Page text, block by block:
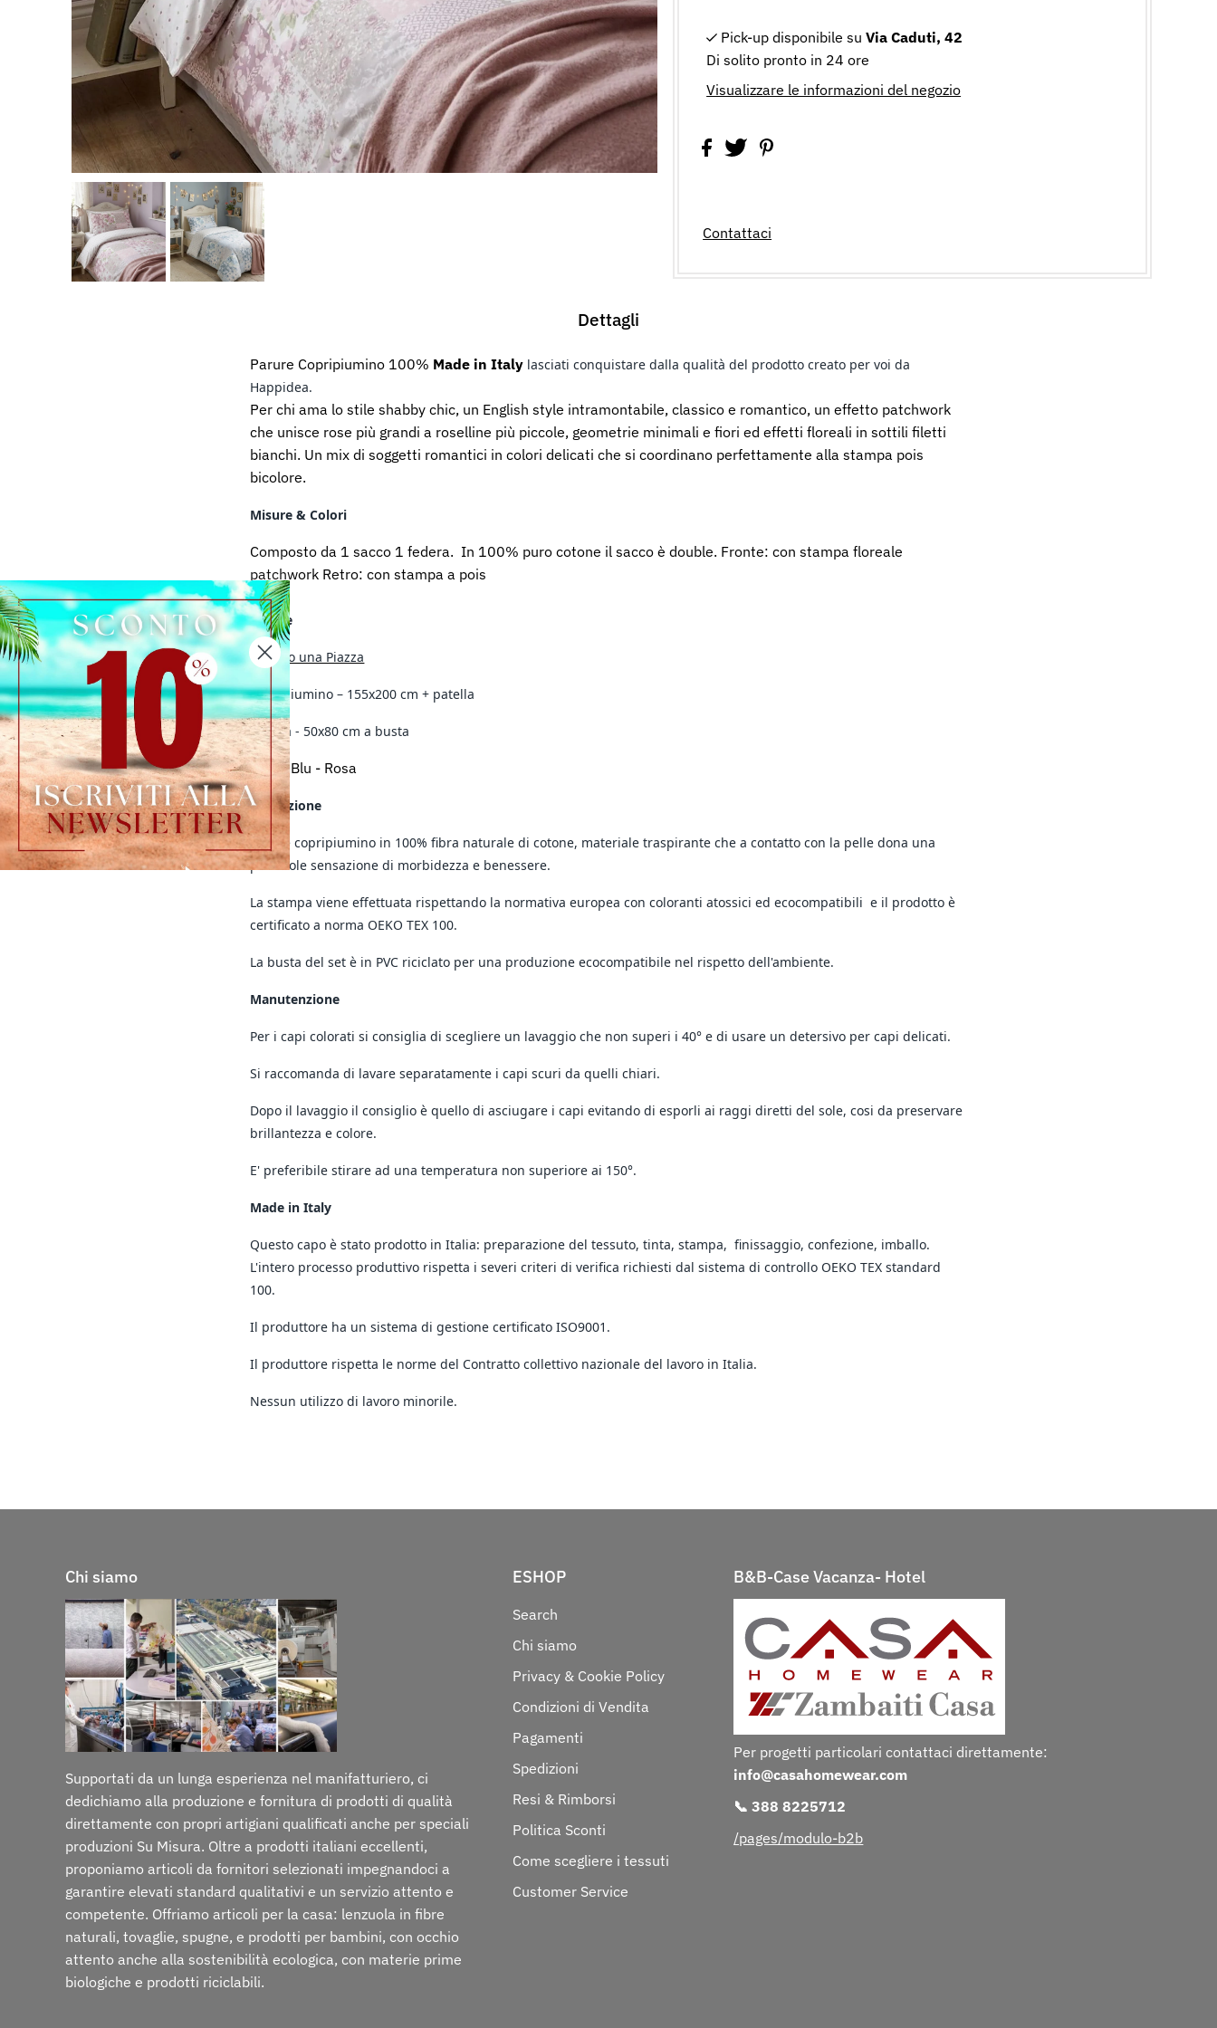
Pick-up disponibile su Via Caduti, 42
Di solito pronto in 24 ore
Visualizzare le informazioni del negozio
Contattaci
Dettagli
Parure Copripiumino 100% Made in Italy lasciati conquistare dalla qualità del prodotto creato per voi da
Happidea.
Per chi ama lo stile shabby chic, un English style intramontabile, classico e romantico, un effetto patchwork
che unisce rose più grandi a roselline più piccole, geometrie minimali e fiori ed effetti floreali in sottili filetti
bianchi. Un mix di soggetti romantici in colori delicati che si coordinano perfettamente alla stampa pois
bicolore.
Misure & Colori
Composto da 1 sacco 1 federa. In 100% puro cotone il sacco è double. Fronte: con stampa floreale
patchwork Retro: con stampa a pois
Misure
Singolo una Piazza
Copripiumino – 155x200 cm + patella
Federa - 50x80 cm a busta
ColoriBlu - Rosa
Descrizione
Parure copripiumino in 100% fibra naturale di cotone, materiale traspirante che a contatto con la pelle dona una
piacevole sensazione di morbidezza e benessere.
La stampa viene effettuata rispettando la normativa europea con coloranti atossici ed ecocompatibili e il prodotto è
certificato a norma OEKO TEX 100.
La busta del set è in PVC riciclato per una produzione ecocompatibile nel rispetto dell'ambiente.
Manutenzione
Per i capi colorati si consiglia di scegliere un lavaggio che non superi i 40° e di usare un detersivo per capi delicati.
Si raccomanda di lavare separatamente i capi scuri da quelli chiari.
Dopo il lavaggio il consiglio è quello di asciugare i capi evitando di esporli ai raggi diretti del sole, cosi da preservare
brillantezza e colore.
E' preferibile stirare ad una temperatura non superiore ai 150°.
Made in Italy
Questo capo è stato prodotto in Italia: preparazione del tessuto, tinta, stampa, finissaggio, confezione, imballo.
L'intero processo produttivo rispetta i severi criteri di verifica richiesti dal sistema di controllo OEKO TEX standard
100.
Il produttore ha un sistema di gestione certificato ISO9001.
Il produttore rispetta le norme del Contratto collettivo nazionale del lavoro in Italia.
Nessun utilizzo di lavoro minorile.
Chi siamo
Supportati da un lunga esperienza nel manifatturiero, ci
dedichiamo alla produzione e fornitura di prodotti di qualità
direttamente con propri artigiani qualificati anche per speciali
produzioni Su Misura. Oltre a prodotti italiani eccellenti,
proponiamo articoli da fornitori selezionati impegnandoci a
garantire elevati standard qualitativi e un servizio attento e
competente. Offriamo articoli per la casa: lenzuola in fibre
naturali, tovaglie, spugne, e prodotti per bambini, con occhio
attento anche alla sostenibilità ecologica, con materie prime
biologiche e prodotti riciclabili.
ESHOP
Search
Chi siamo
Privacy & Cookie Policy
Condizioni di Vendita
Pagamenti
Spedizioni
Resi & Rimborsi
Politica Sconti
Come scegliere i tessuti
Customer Service
B&B-Case Vacanza- Hotel
Per progetti particolari contattaci direttamente:
info@casahomewear.com
📞 388 8225712
/pages/modulo-b2b